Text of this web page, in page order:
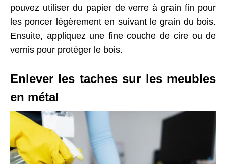
pouvez utiliser du papier de verre à grain fin pour
les poncer légèrement en suivant le grain du bois.
Ensuite, appliquez une fine couche de cire ou de
vernis pour protéger le bois.
Enlever les taches sur les meubles
en métal